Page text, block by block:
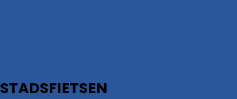
STADSFIETSEN